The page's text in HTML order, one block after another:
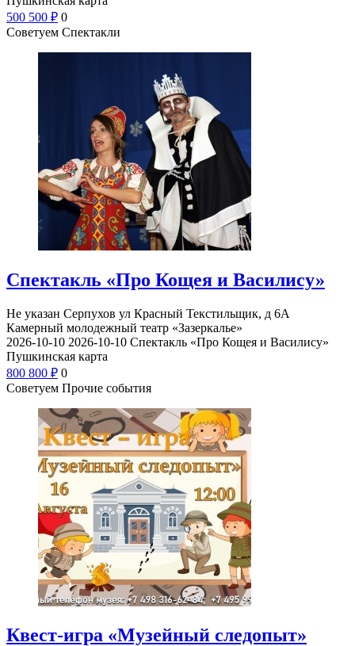
500 500 ₽ 0
Советуем Спектакли
Спектакль «Про Кощея и Василису»
Не указан Серпухов ул Красный Текстильщик, д 6А
Камерный молодежный театр «Зазеркалье»
2026-10-10 2026-10-10 Спектакль «Про Кощея и Василису»
Пушкинская карта
800 800 ₽ 0
Советуем Прочие события
Квест-игра «Музейный следопыт»